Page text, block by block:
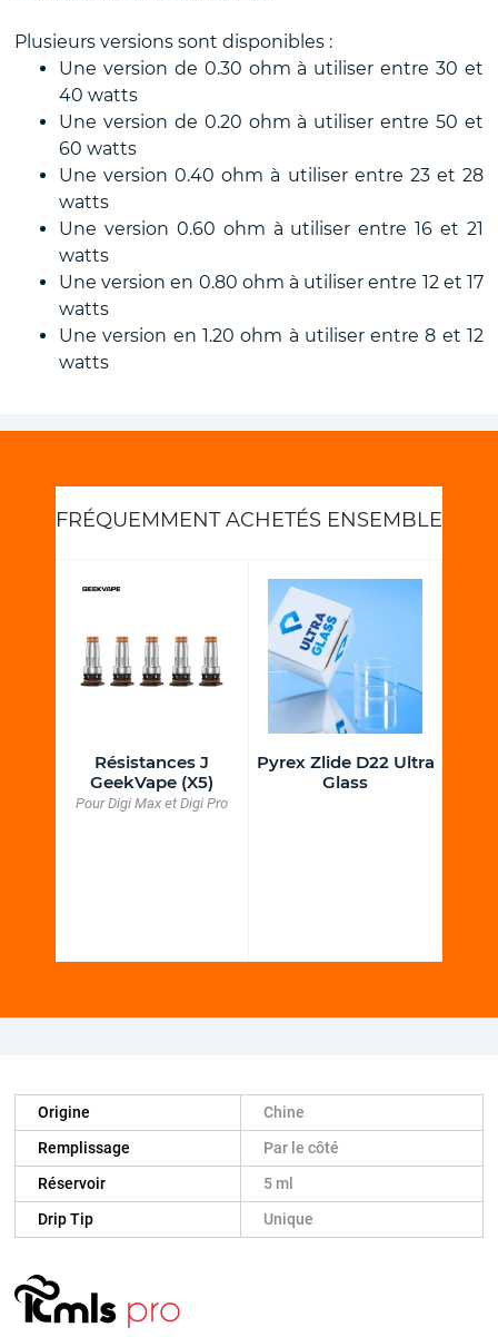
Plusieurs versions sont disponibles :
Une version de 0.30 ohm à utiliser entre 30 et
40 watts
Une version de 0.20 ohm à utiliser entre 50 et
60 watts
Une version 0.40 ohm à utiliser entre 23 et 28
watts
Une version 0.60 ohm à utiliser entre 16 et 21
watts
Une version en 0.80 ohm à utiliser entre 12 et 17
watts
Une version en 1.20 ohm à utiliser entre 8 et 12
watts
FRÉQUEMMENT ACHETÉS ENSEMBLE
Résistances J
GeekVape (X5)
Pour Digi Max et Digi Pro
Pyrex Zlide D22 Ultra
Glass
Origine
Chine
Remplissage
Par le côté
Réservoir
5 ml
Drip Tip
Unique